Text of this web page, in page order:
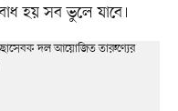
হয় সব ভুলে যাবে।